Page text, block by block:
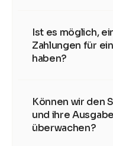
Ist es möglich,
Zahlungen für
haben?
Können wir den
und ihre
überwachen?